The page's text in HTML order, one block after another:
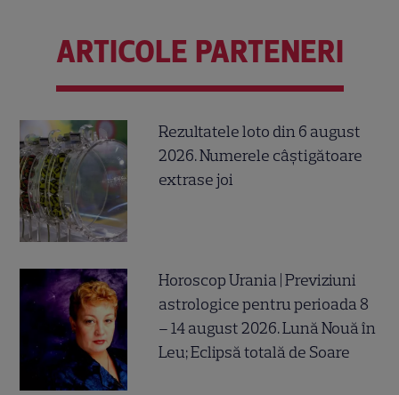
ARTICOLE PARTENERI
Rezultatele loto din 6 august
2026. Numerele câștigătoare
extrase joi
Horoscop Urania | Previziuni
astrologice pentru perioada 8
– 14 august 2026. Lună Nouă în
Leu; Eclipsă totală de Soare